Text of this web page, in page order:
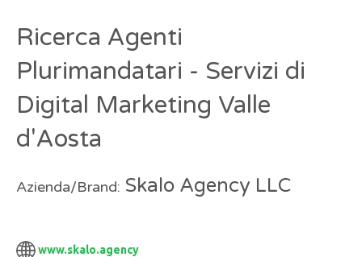
Ricerca Agenti
Plurimandatari - Servizi di
Digital Marketing Valle
d'Aosta
Azienda/Brand: Skalo Agency LLC
www.skalo.agency